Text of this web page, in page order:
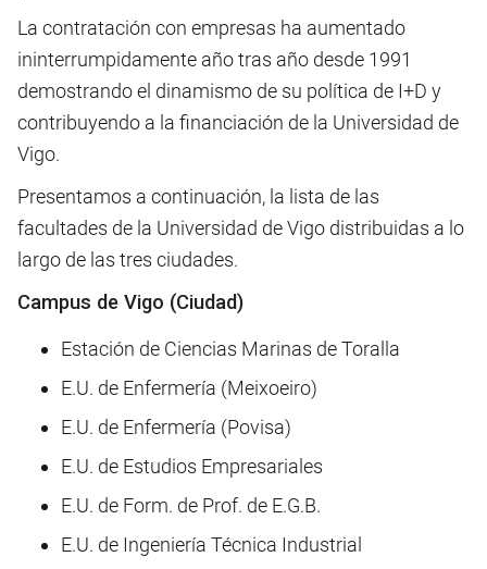
La contratación con empresas ha aumentado
ininterrumpidamente año tras año desde 1991
demostrando el dinamismo de su política de I+D y
contribuyendo a la financiación de la Universidad de
Vigo.
Presentamos a continuación, la lista de las
facultades de la Universidad de Vigo distribuidas a lo
largo de las tres ciudades.
Campus de Vigo (Ciudad)
Estación de Ciencias Marinas de Toralla
E.U. de Enfermería (Meixoeiro)
E.U. de Enfermería (Povisa)
E.U. de Estudios Empresariales
E.U. de Form. de Prof. de E.G.B.
E.U. de Ingeniería Técnica Industrial